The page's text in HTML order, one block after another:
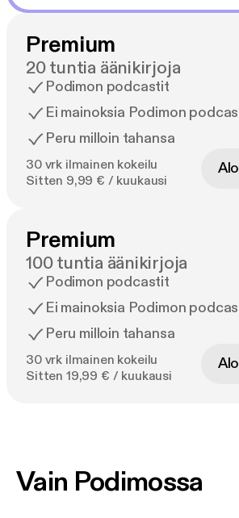
Premium
20 tuntia äänikirjoja
Podimon podcastit
Ei mainoksia Podimon
Peru milloin tahansa
30 vrk ilmainen kokeilu
Sitten 9,99 € / kuukausi
Premium
100 tuntia äänikirjoja
Podimon podcastit
Ei mainoksia Podimon
Peru milloin tahansa
30 vrk ilmainen kokeilu
Sitten 19,99 € / kuukausi
Vain Podimossa